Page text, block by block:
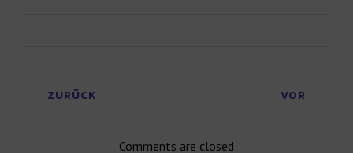
ZURÜCK VOR
Comments are closed